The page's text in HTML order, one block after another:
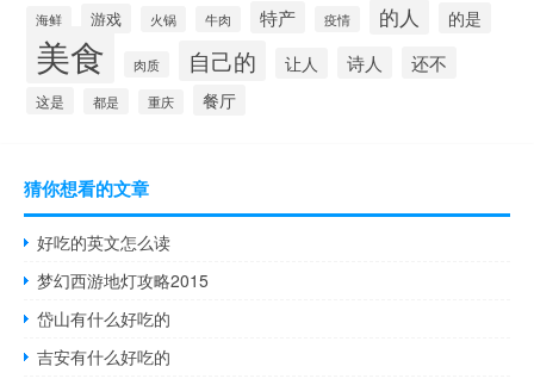
海鲜 游戏 火锅 牛肉 特产 疫情 的人 的是
美食 肉质 自己的 让人 诗人 还不
这是 都是 重庆 餐厅
猜你想看的文章
好吃的英文怎么读
梦幻西游地灯攻略2015
岱山有什么好吃的
吉安有什么好吃的